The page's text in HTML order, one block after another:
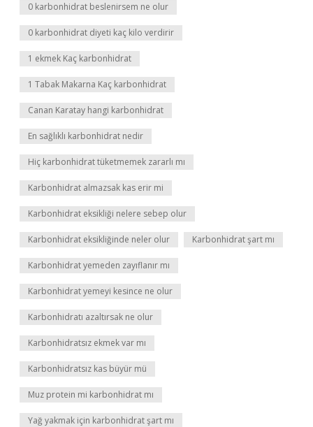
0 karbonhidrat beslenirsem ne olur
0 karbonhidrat diyeti kaç kilo verdirir
1 ekmek Kaç karbonhidrat
1 Tabak Makarna Kaç karbonhidrat
Canan Karatay hangi karbonhidrat
En sağlıklı karbonhidrat nedir
Hiç karbonhidrat tüketmemek zararlı mı
Karbonhidrat almazsak kas erir mi
Karbonhidrat eksikliği nelere sebep olur
Karbonhidrat eksikliğinde neler olur Karbonhidrat şart mı
Karbonhidrat yemeden zayıflanır mı
Karbonhidrat yemeyi kesince ne olur
Karbonhidratı azaltırsak ne olur
Karbonhidratsız ekmek var mı
Karbonhidratsız kas büyür mü
Muz protein mi karbonhidrat mı
Yağ yakmak için karbonhidrat şart mı